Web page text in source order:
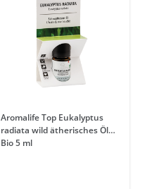
Aromalife Top Eukalyptus
radiata wild ätherisches Öl
Bio 5 ml